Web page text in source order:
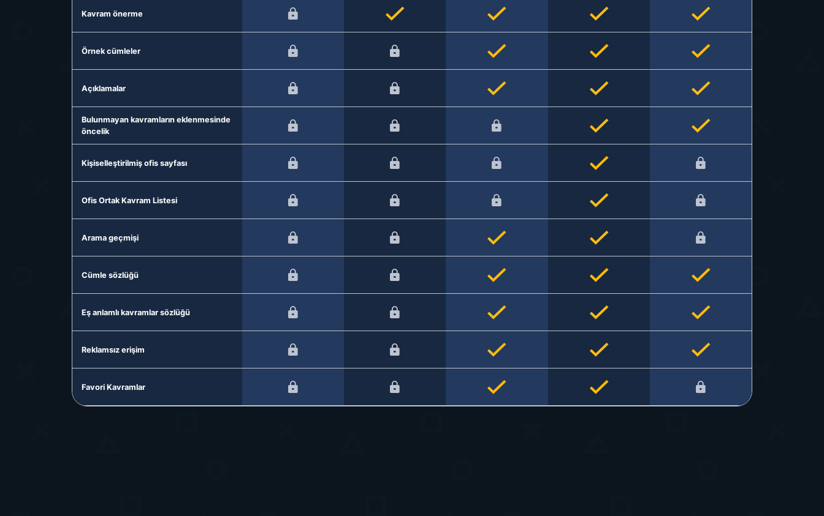
Kavram önerme
Örnek cümleler
Açıklamalar
Bulunmayan kavramların eklenmesinde
öncelik
Kişiselleştirilmiş ofis sayfası
Ofis Ortak Kavram Listesi
Arama geçmişi
Cümle sözlüğü
Eş anlamlı kavramlar sözlüğü
Reklamsız erişim
Favori Kavramlar